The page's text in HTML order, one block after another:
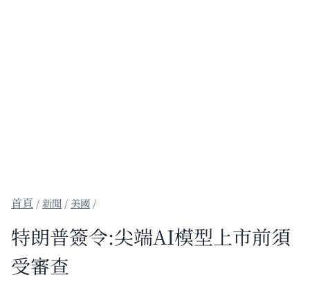
/新聞 / 美國 /
特朗普簽令:尖端AI模型上市前須
受審查